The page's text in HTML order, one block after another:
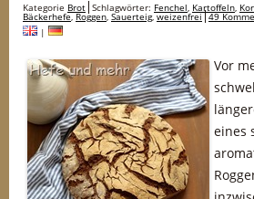
Kategorie Brot Schlagwörter: Fenchel, Kartoffeln,
Bäckerhefe,Roggen, Sauerteig,weizenfrei 49
|
Vor
eines